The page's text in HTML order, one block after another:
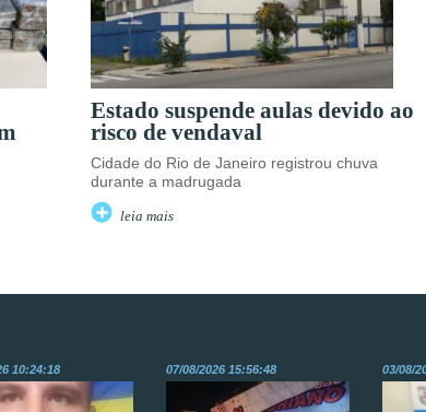
Estado suspende aulas devido ao
risco de vendaval
Cidade do Rio de Janeiro registrou chuva
durante a madrugada
leia mais
10:24:18 07/08/2026 15:56:48 03/08/